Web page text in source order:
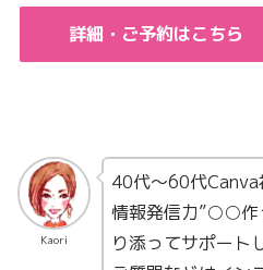
詳細・ご予約はこちら
Kaori
40代〜60代Canva
情報発信力”○○作
り添ってサポート